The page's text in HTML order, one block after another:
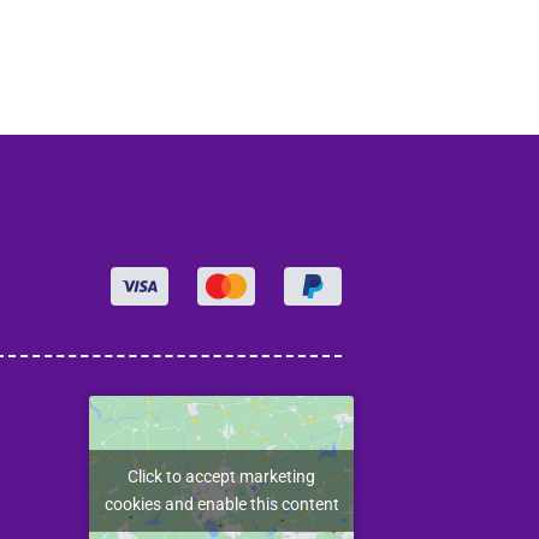
Click to accept marketing
cookies and enable this content